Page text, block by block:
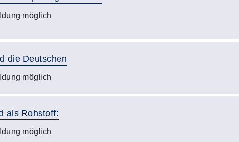
möglich
die Deutschen
möglich
als Rohstoff:
möglich